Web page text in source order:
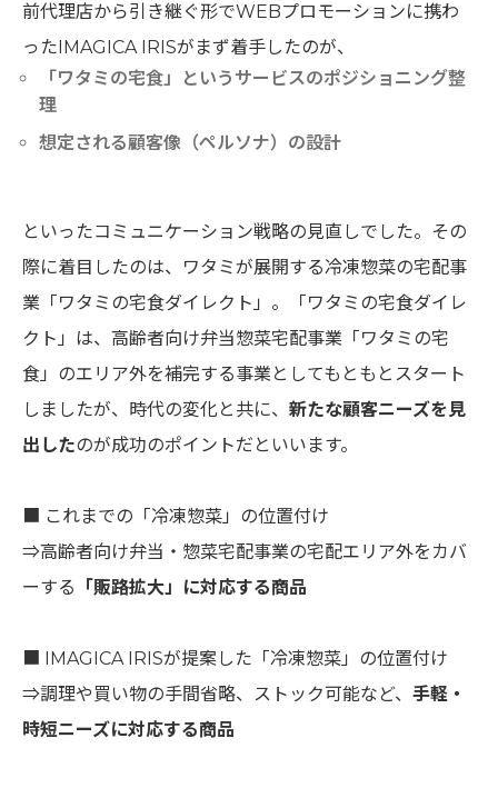
前代理店から引き継ぐ形でWEBプロモーションに携わ
ったIMAGICA IRISがまず着手したのが、
「ワタミの宅食」というサービスのポジショニング整
理
想定される顧客像（ペルソナ）の設計
といったコミュニケーション戦略の見直しでした。その
際に着目したのは、ワタミが展開する冷凍惣菜の宅配事
業「ワタミの宅食ダイレクト」。「ワタミの宅食ダイレ
クト」は、高齢者向け弁当惣菜宅配事業「ワタミの宅
食」のエリア外を補完する事業としてもともとスタート
しましたが、時代の変化と共に、 新たな顧客ニーズを見
出したのが成功のポイントだといいます。
■ これまでの「冷凍惣菜」の位置付け
⇒高齢者向け弁当・惣菜宅配事業の宅配エリア外をカバ
ーする
「販路拡大」に対応する商品
■ IMAGICA IRISが提案した「冷凍惣菜」の位置付け
⇒調理や買い物の手間省略、ストック可能など、 手軽・
時短ニーズに対応する商品